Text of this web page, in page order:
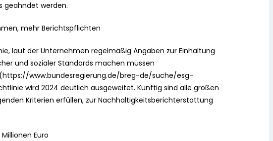
geahndet werden.
mehr Berichtspflichten
laut der Unternehmen regelmäßig Angaben zur Einhaltung
und sozialer Standards machen müssen
www.bundesregierung.de/breg-de/suche/esg-
wird 2024 deutlich ausgeweitet. Künftig sind alle großen
Kriterien erfüllen, zur Nachhaltigkeitsberichterstattung
Euro